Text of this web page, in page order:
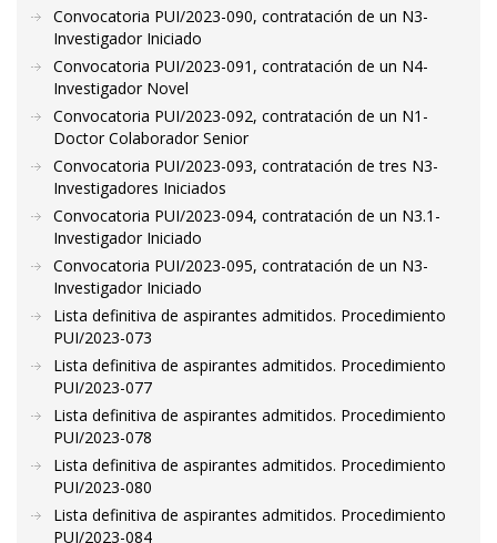
Convocatoria PUI/2023-090, contratación de un N3-
Investigador Iniciado
Convocatoria PUI/2023-091, contratación de un N4-
Investigador Novel
Convocatoria PUI/2023-092, contratación de un N1-
Doctor Colaborador Senior
Convocatoria PUI/2023-093, contratación de tres N3-
Investigadores Iniciados
Convocatoria PUI/2023-094, contratación de un N3.1-
Investigador Iniciado
Convocatoria PUI/2023-095, contratación de un N3-
Investigador Iniciado
Lista definitiva de aspirantes admitidos. Procedimiento
PUI/2023-073
Lista definitiva de aspirantes admitidos. Procedimiento
PUI/2023-077
Lista definitiva de aspirantes admitidos. Procedimiento
PUI/2023-078
Lista definitiva de aspirantes admitidos. Procedimiento
PUI/2023-080
Lista definitiva de aspirantes admitidos. Procedimiento
PUI/2023-084